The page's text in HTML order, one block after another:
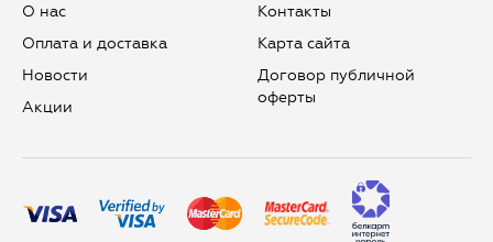
О нас
Оплата и доставка
Новости
Aкции
Контакты
Карта сайта
Договор публичной
оферты